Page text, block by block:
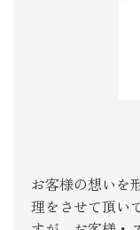
お客様の想いを
理をさせて頂い